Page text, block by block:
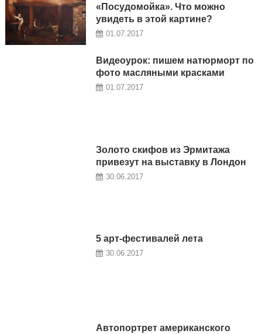
«Посудомойка». Что можно
увидеть в этой картине?
01.07.2017
Видеоурок: пишем натюрморт по
фото масляными красками
01.07.2017
Золото скифов из Эрмитажа
привезут на выставку в Лондон
30.06.2017
5 арт-фестивалей лета
30.06.2017
Автопортрет американского